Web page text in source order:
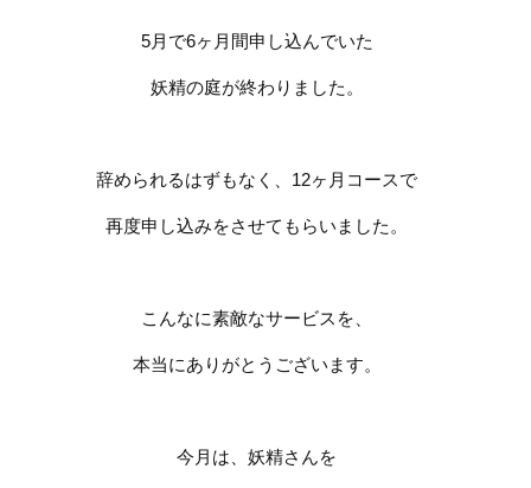
5月で6ヶ月間申し込んでいた
妖精の庭が終わりました。
辞められるはずもなく、 12ヶ月コースで
再度申し込みをさせてもらいました。
こんなに素敵なサービスを、
本当にありがとうございます。
今月は、妖精さんを